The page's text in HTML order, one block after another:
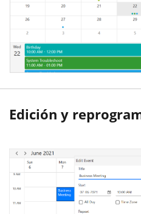
Edición y